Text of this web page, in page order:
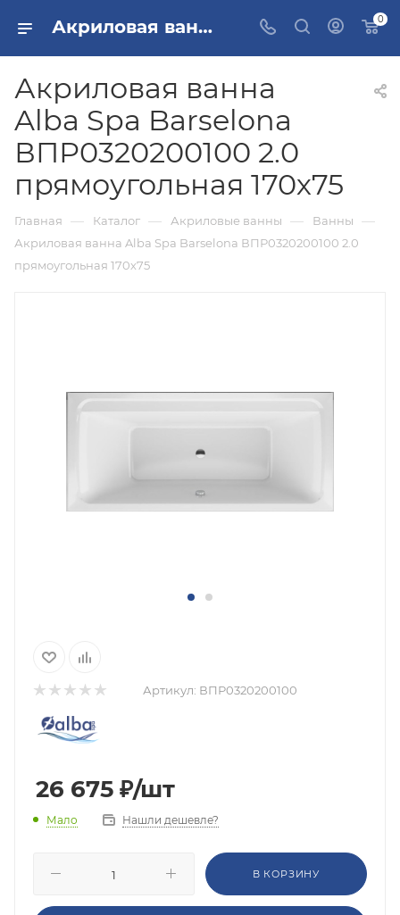
Акриловая ванна Alba Spa Barselona ВПР0320200100 2.0 прямоугольная 170х75 купить в Москве 0
Акриловая ванна
Alba Spa Barselona
ВПР0320200100 2.0
прямоугольная 170х75
Главная — Каталог — Акриловые ванны — Ванны —
Акриловая ванна Alba Spa Barselona ВПР0320200100 2.0
прямоугольная 170х75
Артикул: ВПР0320200100
26 675 ₽/шт
Мало Нашли дешевле?
В КОРЗИНУ